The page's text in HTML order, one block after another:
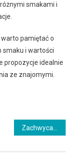
smakami i
pamiętać o
smaku i wartości
propozycje idealnie
ze znajomymi.